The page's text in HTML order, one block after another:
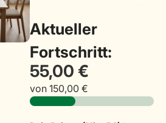
Aktueller
Fortschritt:
55,00 €
von 150,00 €